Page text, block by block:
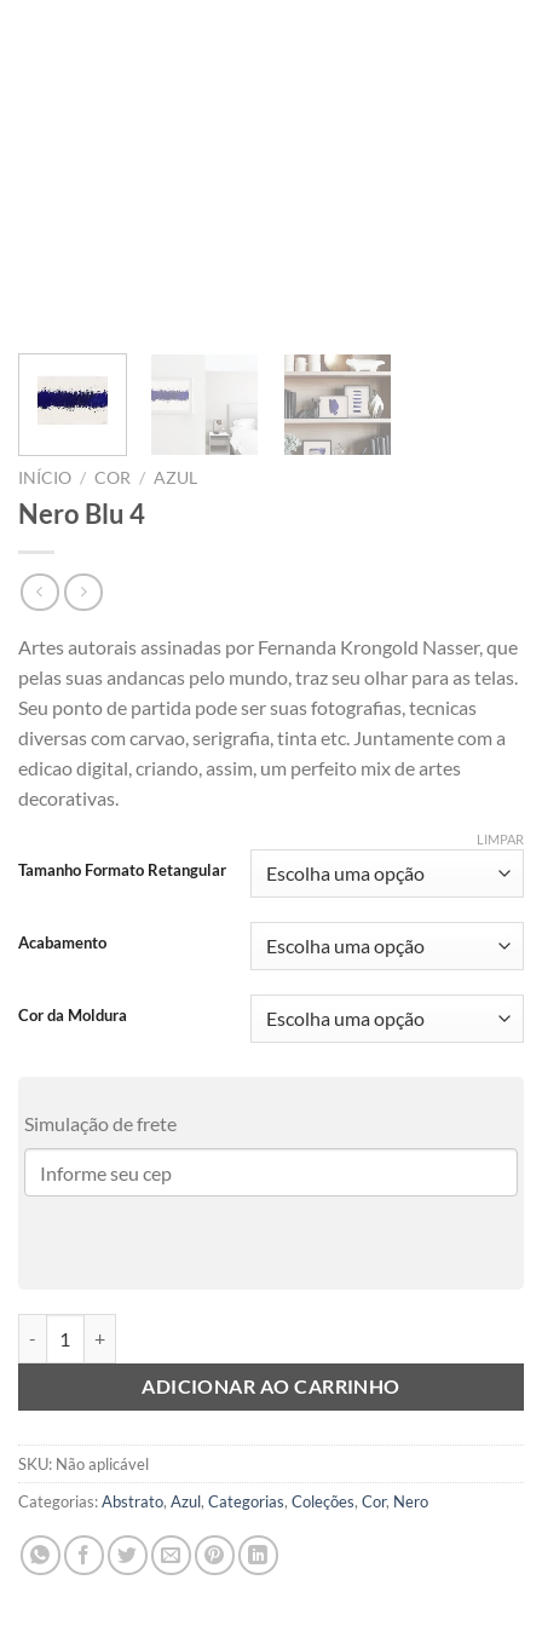
INÍCIO / COR / AZUL
Nero Blu 4
Artes autorais assinadas por Fernanda Krongold Nasser, que
pelas suas andancas pelo mundo, traz seu olhar para as telas.
Seu ponto de partida pode ser suas fotografias, tecnicas
diversas com carvao, serigrafia, tinta etc. Juntamente com a
edicao digital, criando, assim, um perfeito mix de artes
decorativas.
Tamanho Formato Retangular
Acabamento
Cor da Moldura
LIMPAR
Simulação de frete
ADICIONAR AO CARRINHO
SKU: Não aplicável
Categorias:Abstrato, Azul, Categorias, Coleções, Cor, Nero